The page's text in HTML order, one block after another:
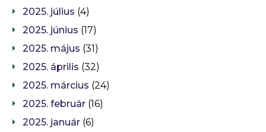
2025. július (4)
2025. június (17)
2025. május (31)
2025. április (32)
2025. március (24)
2025. február (16)
2025. január (6)